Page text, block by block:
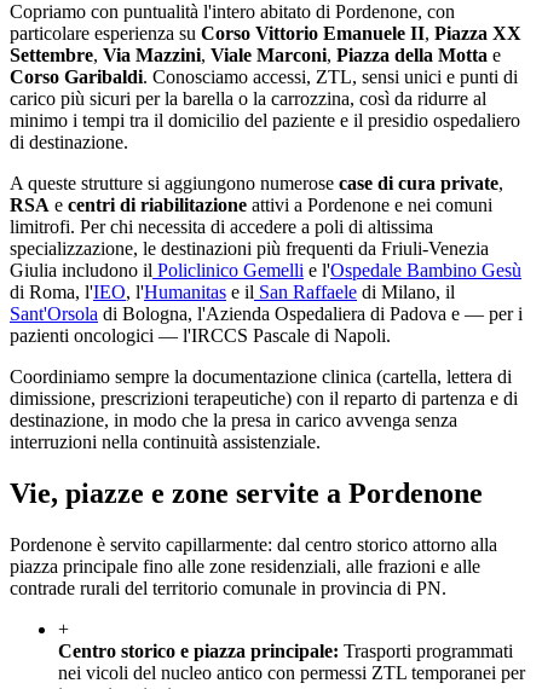
Copriamo con puntualità l'intero abitato di Pordenone, con
particolare esperienza su Corso Vittorio Emanuele II, Piazza XX
Settembre, Via Mazzini, Viale Marconi, Piazza della Motta e
Corso Garibaldi. Conosciamo accessi, ZTL, sensi unici e punti di
carico più sicuri per la barella o la carrozzina, così da ridurre al
minimo i tempi tra il domicilio del paziente e il presidio ospedaliero
di destinazione.
A queste strutture si aggiungono numerose case di cura private,
RSA e centri di riabilitazione attivi a Pordenone e nei comuni
limitrofi. Per chi necessita di accedere a poli di altissima
specializzazione, le destinazioni più frequenti da Friuli-Venezia
Giulia includono il Policlinico Gemelli e l'Ospedale Bambino Gesù
di Roma, l'IEO, l'Humanitas e il San Raffaele di Milano, il
Sant'Orsola di Bologna, l'Azienda Ospedaliera di Padova e — per i
pazienti oncologici — l'IRCCS Pascale di Napoli.
Coordiniamo sempre la documentazione clinica (cartella, lettera di
dimissione, prescrizioni terapeutiche) con il reparto di partenza e di
destinazione, in modo che la presa in carico avvenga senza
interruzioni nella continuità assistenziale.
Vie, piazze e zone servite a Pordenone
Pordenone è servito capillarmente: dal centro storico attorno alla
piazza principale fino alle zone residenziali, alle frazioni e alle
contrade rurali del territorio comunale in provincia di PN.
+
Centro storico e piazza principale: Trasporti programmati
nei vicoli del nucleo antico con permessi ZTL temporanei per